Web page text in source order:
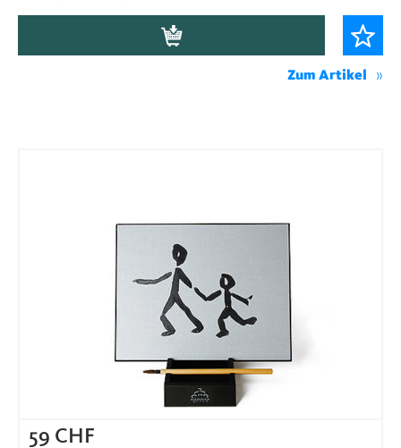
Zum Artikel
59 CHF